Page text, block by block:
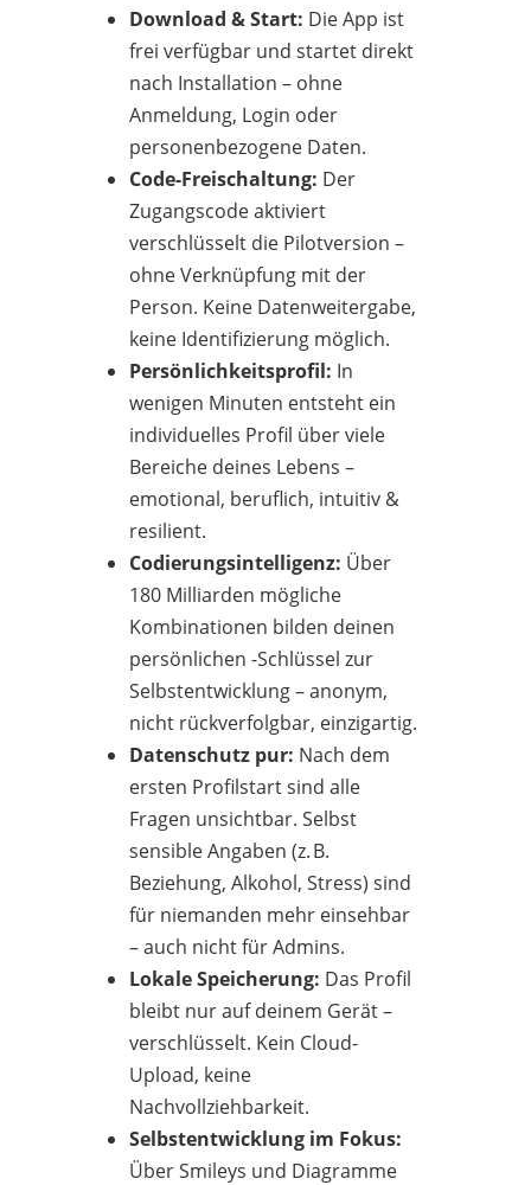
Download & Start: Die App ist
frei verfügbar und startet direkt
nach Installation – ohne
Anmeldung, Login oder
personenbezogene Daten.
Code-Freischaltung: Der
Zugangscode aktiviert
verschlüsselt die Pilotversion –
ohne Verknüpfung mit der
Person. Keine Datenweitergabe,
keine Identifizierung möglich.
Persönlichkeitsprofil: In
wenigen Minuten entsteht ein
individuelles Profil über viele
Bereiche deines Lebens –
emotional, beruflich, intuitiv &
resilient.
Codierungsintelligenz: Über
180 Milliarden mögliche
Kombinationen bilden deinen
persönlichen -Schlüssel zur
Selbstentwicklung – anonym,
nicht rückverfolgbar, einzigartig.
Datenschutz pur: Nach dem
ersten Profilstart sind alle
Fragen unsichtbar. Selbst
sensible Angaben (z. B.
Beziehung, Alkohol, Stress) sind
für niemanden mehr einsehbar
– auch nicht für Admins.
Lokale Speicherung: Das Profil
bleibt nur auf deinem Gerät –
verschlüsselt. Kein Cloud-
Upload, keine
Nachvollziehbarkeit.
Selbstentwicklung im Fokus:
Über Smileys und Diagramme